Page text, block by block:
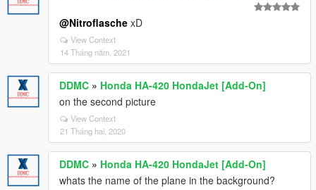
@Nitroflasche xD
View Context
14 Tháng năm, 2021
DDMC » Honda HA-420 HondaJet [Add-On]
on the second picture
View Context
21 Tháng hai, 2020
DDMC » Honda HA-420 HondaJet [Add-On]
whats the name of the plane in the background?